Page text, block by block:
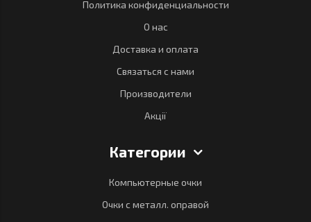
Политика конфиденциальности
О нас
Доставка и оплата
Связаться с нами
Производители
Акції
Категории
Компьютерные очки
Очки с металл. оправой